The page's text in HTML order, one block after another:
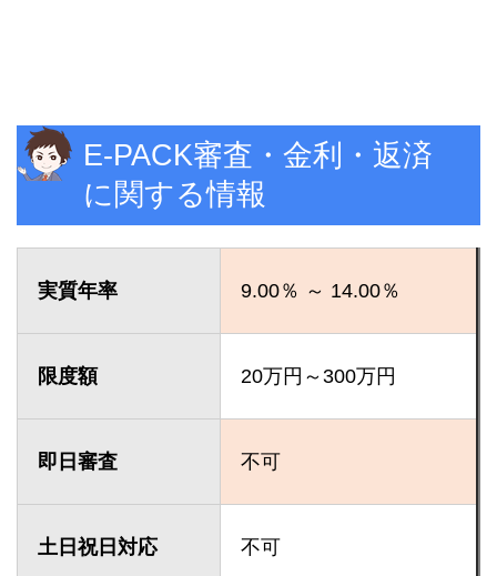
E-PACK審査・金利・返済
に関する情報
実質年率 9.00％ ～ 14.00％
限度額 20万円～300万円
即日審査 不可
土日祝日対応 不可